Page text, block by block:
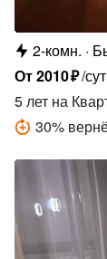
2-комн.
От2010₽/
5 лет на
30%